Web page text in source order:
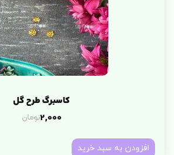
کاسبرگ طرح گل
2,000تومان
افزودن به سبد خرید